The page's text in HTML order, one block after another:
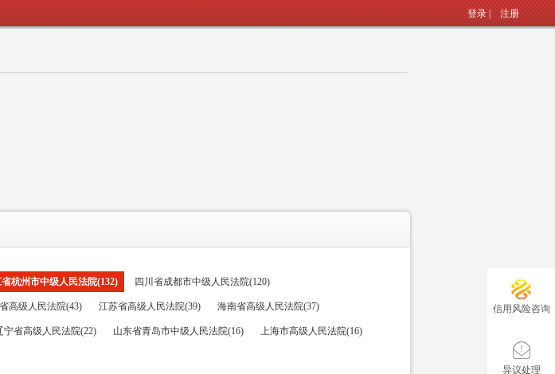
登录| 注册
杭州市中级人民法院(132) 四川省成都市中级人民法院(120)
高级人民法院(43) 江苏省高级人民法院(39) 海南省高级人民法院(37)
宁省高级人民法院(22) 山东省青岛市中级人民法院(16) 上海市高级人民法院(16)
信用风险咨询
异议处理